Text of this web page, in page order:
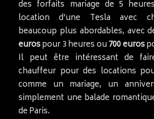
des forfaits mariage de 5
location d’une Tesla avec
beaucoup plus abordables, avec
eurospour 3 heures ou700 euros
Il peut être intéressant de
chauffeur pour des locations
comme un mariage, un
simplement une balade
de Paris.